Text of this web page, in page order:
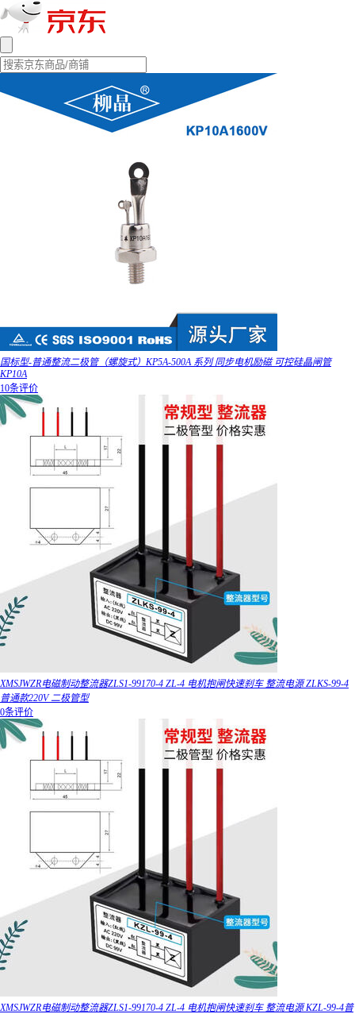
国标型-普通整流二极管（螺旋式）KP5A-500A 系列 同步电机励磁 可控硅晶闸管
KP10A
10条评价
XMSJWZR电磁制动整流器ZLS1-99170-4 ZL-4 电机抱闸快速刹车 整流电源 ZLKS-99-4
普通款220V 二极管型
0条评价
XMSJWZR电磁制动整流器ZLS1-99170-4 ZL-4 电机抱闸快速刹车 整流电源 KZL-99-4普